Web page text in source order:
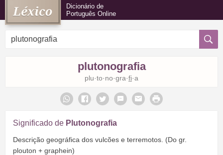
Dicionário de
Português Online
plutonografia
plu·to·no·gra·fi·a
Significado de Plutonografia
Descrição geográfica dos vulcões e terremotos. (Do gr.
plouton + graphein)